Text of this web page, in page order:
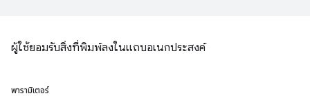
ผู้ใช้ยอมรับสิ่งที่พิมพ์ลงในแถบอเนกประสงค์
พารามิเตอร์